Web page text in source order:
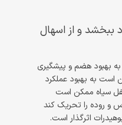
ببخشد و از اسهال
بهبود هضم و پیشگیری
است به بهبود عملکرد
سیاه ممکن است
و روده را تحریک کند
اثرگذار است.